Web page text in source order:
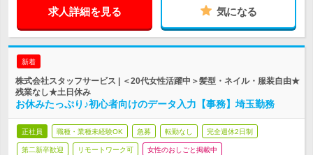
求人詳細を見る 気になる
新着
株式会社スタッフサービス | ＜20代女性活躍中＞髪型・ネイル・服装自由★
残業なし★土日休み
お休みたっぷり♪初心者向けのデータ入力【事務】埼玉勤務
正社員 職種・業種未経験OK 急募 転勤なし 完全週休2日制
第二新卒歓迎 リモートワーク可 女性のおしごと掲載中